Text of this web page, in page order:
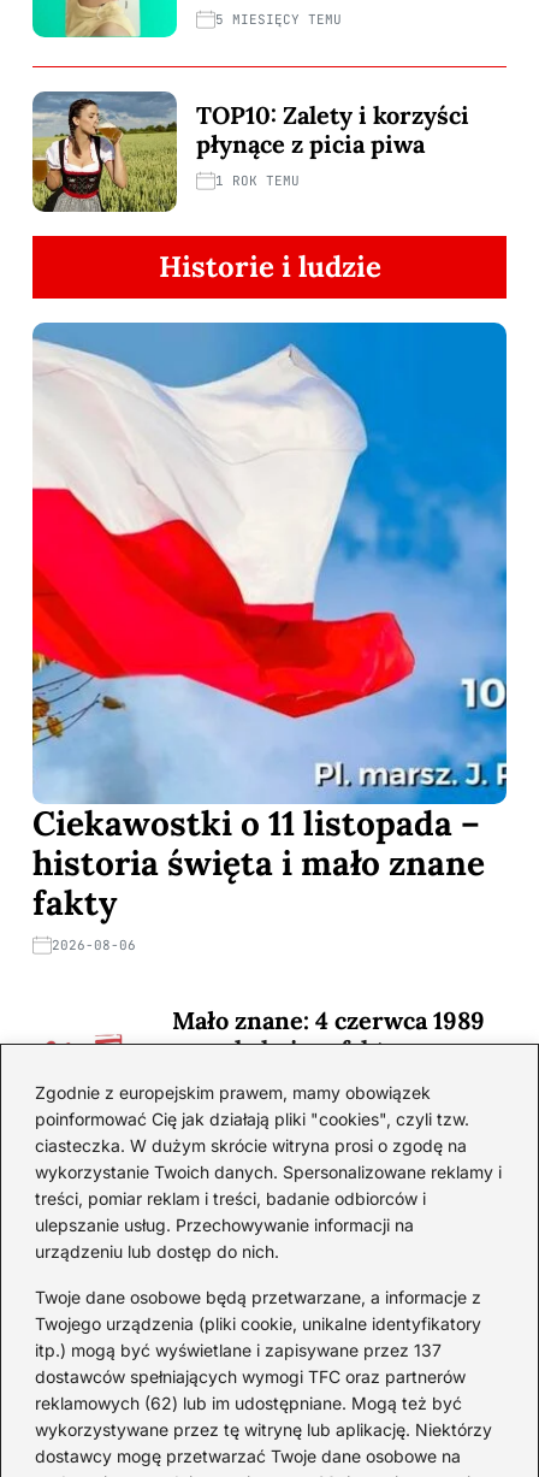
Zgodnie z europejskim prawem, mamy obowiązek
poinformować Cię jak działają pliki "cookies", czyli tzw.
ciasteczka. W dużym skrócie witryna prosi o zgodę na
wykorzystanie Twoich danych. Spersonalizowane reklamy i
treści, pomiar reklam i treści, badanie odbiorców i
ulepszanie usług. Przechowywanie informacji na
urządzeniu lub dostęp do nich.
Twoje dane osobowe będą przetwarzane, a informacje z
Twojego urządzenia (pliki cookie, unikalne identyfikatory
itp.) mogą być wyświetlane i zapisywane przez 137
dostawców spełniających wymogi TFC oraz partnerów
reklamowych (62) lub im udostępniane. Mogą też być
wykorzystywane przez tę witrynę lub aplikację. Niektórzy
dostawcy mogę przetwarzać Twoje dane osobowe na
5 MIESIĘCY TEMU
TOP10: Zalety i korzyści
płynące z picia piwa
1 ROK TEMU
Historie i ludzie
Ciekawostki o 11 listopada –
historia święta i mało znane
fakty
2026-08-06
Mało znane: 4 czerwca 1989
— zaskakujące fakty
2026-08-03
Ciekawostki o 1. wojnie
światowej — mało znane
fakty i historie
2026-08-02
Zaskakujące ciekawostki o
Krzysztofie Kolumbie
2026-07-20
Mało znane ciekawostki o
Wisławie Szymborskiej
2026-07-16